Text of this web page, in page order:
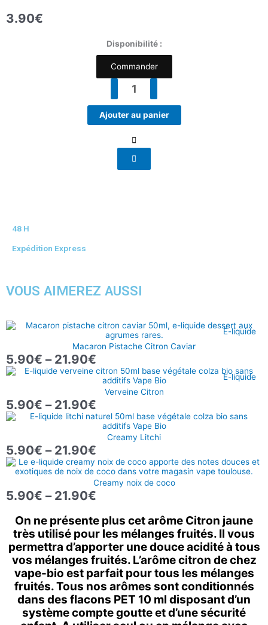
3.90€
Disponibilité :
quantité
de
Arôme
Citron
jaune
Ajouter au panier
Commander
48 H
Expédition Express
VOUS AIMEREZ AUSSI
E-liquide
Macaron Pistache Citron Caviar
5.90€ – 21.90€
Plage
prix :
5.90€
à
E-liquide
Verveine Citron
5.90€ – 21.90€
Plage
prix :
5.90€
à
Creamy Litchi
5.90€ – 21.90€
Plage
prix :
5.90€
à
Creamy noix de coco
5.90€ – 21.90€
Plage
de
prix :
5.90€
21.90€
On ne présente plus cet arôme Citron jaune
très utilisé pour les mélanges fruités. Il vous
permettra d’apporter une douce acidité à tous
vos mélanges fruités. L’arôme citron de chez
vape-bio est parfait pour tous les mélanges
fruités. Tous nos arômes sont conditionnés
dans des flacons PET 10 ml disposant d’un
système compte goutte et d’une sécurité